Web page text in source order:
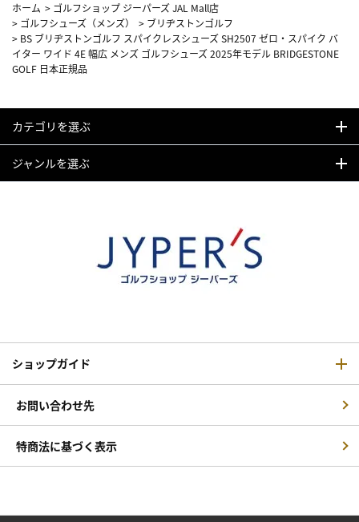
ホーム > ゴルフショップ ジーパーズ JAL Mall店
> ゴルフシューズ（メンズ） > ブリヂストンゴルフ
> BS ブリヂストンゴルフ スパイクレスシューズ SH2507 ゼロ・スパイク バ
イター ワイド 4E 幅広 メンズ ゴルフシューズ 2025年モデル BRIDGESTONE
GOLF 日本正規品
カテゴリを選ぶ
ジャンルを選ぶ
ショップガイド
お問い合わせ先
特商法に基づく表示